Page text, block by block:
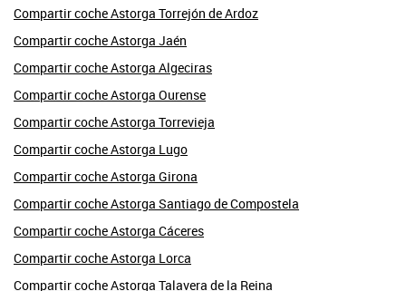
Compartir coche Astorga Torrejón de Ardoz
Compartir coche Astorga Jaén
Compartir coche Astorga Algeciras
Compartir coche Astorga Ourense
Compartir coche Astorga Torrevieja
Compartir coche Astorga Lugo
Compartir coche Astorga Girona
Compartir coche Astorga Santiago de Compostela
Compartir coche Astorga Cáceres
Compartir coche Astorga Lorca
Compartir coche Astorga Talavera de la Reina